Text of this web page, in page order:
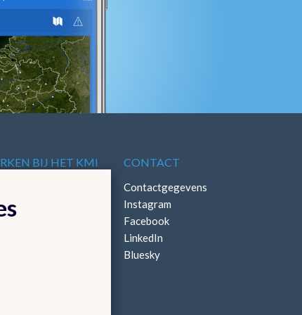
BIJ HET KMI CONTACT
Contactgegevens
Instagram
Facebook
LinkedIn
Bluesky